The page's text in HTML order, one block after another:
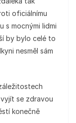
oficiálnímu
s mocnými lidmi
by bylo celé to
nesměl sám
se zdravou
konečně